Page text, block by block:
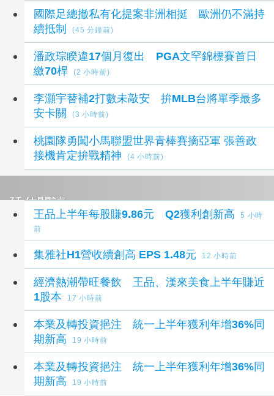
國際足總撤私有化提案非洲相挺 歐洲仍不滿持
續抵制
(45 分鐘前)
潘政琮睽違17個月復出 PGA文罕錦標賽首日
繳70桿
(2 小時前)
李灝宇替補2打數未敲安 拚MLB台將單季最多
安卡關
(3 小時前)
桃園隊勇闖小馬聯盟世界青棒賽摘亞軍 張善政
接機肯定拚戰精神
(4 小時前)
延伸閱讀
王品上半年每股賺9.86元 Q2獲利創新高
5 小時
前
集雅社H1營收續創高 EPS 1.48元 12 小時前
經濟熱潮帶旺餐飲 王品、漢來美食上半年賺近
1股本
17 小時前
本業及轉投資挹注 統一上半年獲利年增36%同
期新高
19 小時前
本業及轉投資挹注 統一上半年獲利年增36%同
期新高
19 小時前